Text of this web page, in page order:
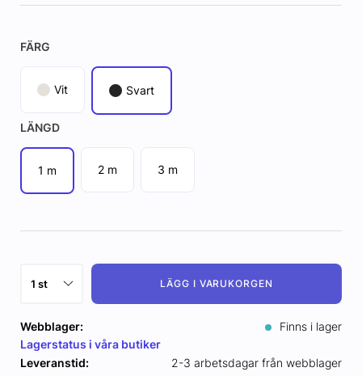
FÄRG
Vit Svart
LÄNGD
1 m 2 m 3 m
LÄGG I VARUKORGEN
Webblager:
Finns i lager
Lagerstatus i våra butiker
Leveranstid:
2-3 arbetsdagar från webblager